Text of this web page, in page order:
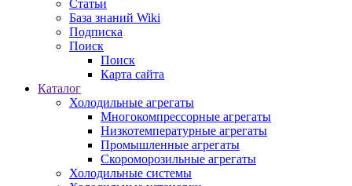
Статьи
База знаний Wiki
Подписка
Поиск
Поиск
Карта сайта
Каталог
Холодильные агрегаты
Многокомпрессорные агрегаты
Низкотемпературные агрегаты
Промышленные агрегаты
Скороморозильные агрегаты
Холодильные системы